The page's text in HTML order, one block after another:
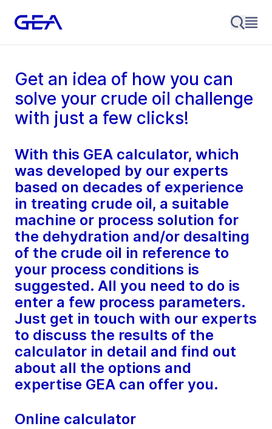
Get an idea of how you can
solve your crude oil challenge
with just a few clicks!
With this GEA calculator, which
was developed by our experts
based on decades of experience
in treating crude oil, a suitable
machine or process solution for
the dehydration and/or desalting
of the crude oil in reference to
your process conditions is
suggested. All you need to do is
enter a few process parameters.
Just get in touch with our experts
to discuss the results of the
calculator in detail and find out
about all the options and
expertise GEA can offer you.
Online calculator